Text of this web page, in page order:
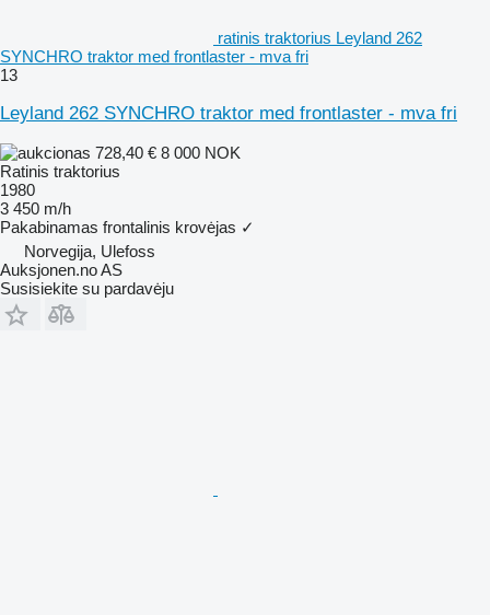
ratinis traktorius Leyland 262
SYNCHRO traktor med frontlaster - mva fri
13
Leyland 262 SYNCHRO traktor med frontlaster - mva fri
728,40 € 8 000 NOK
Ratinis traktorius
1980
3 450 m/h
Pakabinamas frontalinis krovėjas ✓
Norvegija, Ulefoss
Auksjonen.no AS
Susisiekite su pardavėju